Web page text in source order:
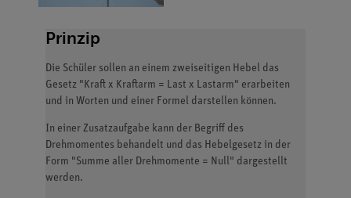
Prinzip
Die Schüler sollen an einem zweiseitigen Hebel das
Gesetz "Kraft x Kraftarm = Last x Lastarm" erarbeiten
und in Worten und einer Formel darstellen können.
In einer Zusatzaufgabe kann der Begriff des
Drehmomentes behandelt und das Hebelgesetz in der
Form "Summe aller Drehmomente = Null" dargestellt
werden.